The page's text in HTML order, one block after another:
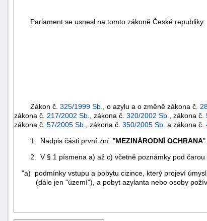
Parlament se usnesl na tomto zákoně České republiky:
Zákon č. 325/1999 Sb. , o azylu a o změně zákona č.
zákona č. 217/2002 Sb. , zákona č. 320/2002 Sb. , zákona č.
zákona č. 57/2005 Sb. , zákona č. 350/2005 Sb. a zákona č.
1. Nadpis části první zní: "MEZINÁRODNÍ OCHRANA".
2. V § 1 písmena a) až c) včetně poznámky pod čarou
"a) podmínky vstupu a pobytu cizince, který projeví
(dále jen "území"), a pobyt azylanta nebo osoby